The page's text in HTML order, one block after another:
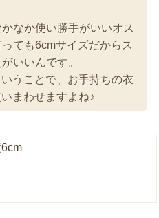
なか使い勝手がいいオス
ても6cmサイズだからス
いいんです。
うことで、お手持ちの衣
まわせますよね♪